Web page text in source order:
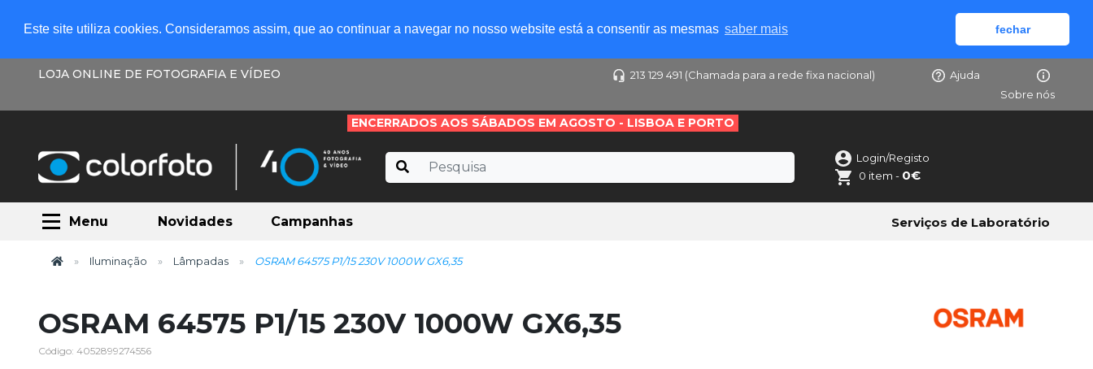
Este site utiliza cookies. Consideramos assim, que ao continuar a navegar no nosso website está a consentir as mesmas saber mais fechar
LOJA ONLINE DE FOTOGRAFIA E VÍDEO 213 129 491 (Chamada para a rede fixa nacional)
Ajuda
Sobre nós
ENCERRADOS AOS SÁBADOS EM AGOSTO - LISBOA E PORTO
Login/Registo
0 item - 0€
Menu Novidades Campanhas Serviços de Laboratório
Iluminação Lâmpadas OSRAM 64575 P1/15 230V 1000W GX6,35
OSRAM 64575 P1/15 230V 1000W GX6,35
Código: 4052899274556